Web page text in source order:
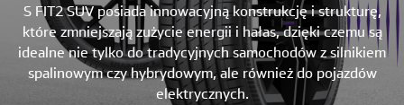
S FIT2 SUV posiada innowacyjną konstrukcję i strukturę,
które zmniejszają zużycie energii i hałas, dzięki czemu są
idealne nie tylko do tradycyjnych samochodów z silnikiem
spalinowym czy hybrydowym, ale również do pojazdów
elektrycznych.